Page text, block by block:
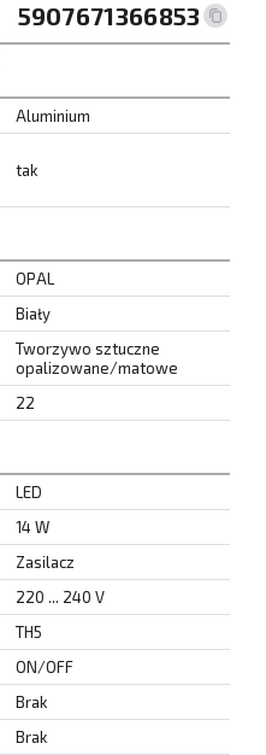
5907671366853
Aluminium
tak
OPAL
Biały
Tworzywo sztuczne
opalizowane/matowe
22
LED
14 W
Zasilacz
220 ... 240 V
TH5
ON/OFF
Brak
Brak